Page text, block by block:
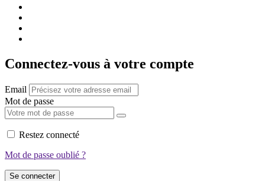
Connectez-vous à votre compte
Email
Mot de passe
Restez connecté
Mot de passe oublié ?
Se connecter